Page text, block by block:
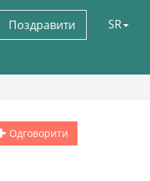
Поздравити SR
Одговорити